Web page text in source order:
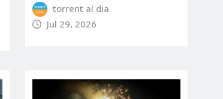
torrent al dia
Jul 29, 2026